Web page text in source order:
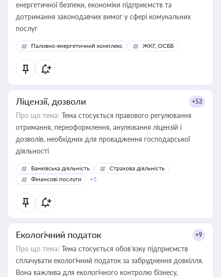
енергетичної безпеки, економіки підприємств та
дотримання законодавчих вимог у сфері комунальних
послуг
Паливно-енергетичний комплекс ЖКГ, ОСББ
Ліцензії, дозволи +53
Про що тема: Тема стосується правового регулювання
отримання, переоформлення, анулювання ліцензій і
дозволів, необхідних для провадження господарської
діяльності
Банківська діяльність
Страхова діяльність
Фінансові послуги
+5
Екологічний податок +9
Про що тема: Тема стосується обов’язку підприємств
сплачувати екологічний податок за забруднення довкілля.
Вона важлива для екологічного контролю бізнесу,